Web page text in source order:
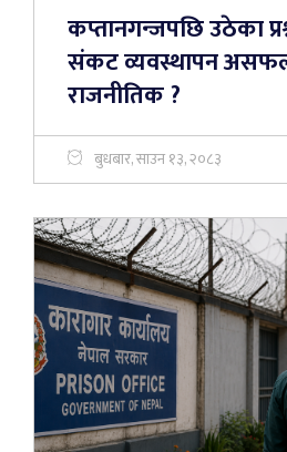
कप्तानगन्जपछि उठेका
संकट व्यवस्थापन
राजनीतिक ?
बुधबार, साउन १३, २०८३